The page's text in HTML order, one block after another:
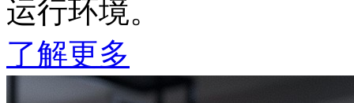
运行环境。
了解更多